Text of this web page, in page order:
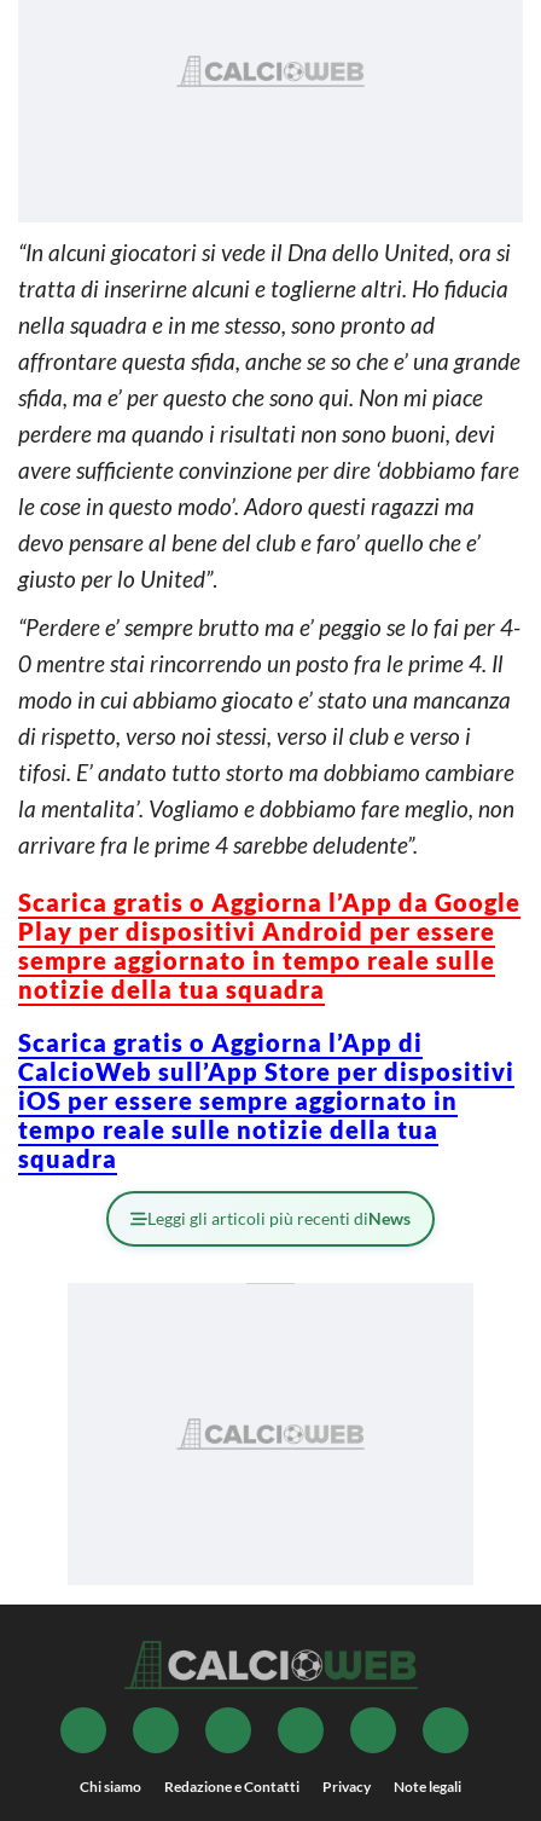
“In alcuni giocatori si vede il Dna dello United, ora si
tratta di inserirne alcuni e toglierne altri. Ho fiducia
nella squadra e in me stesso, sono pronto ad
affrontare questa sfida, anche se so che e’ una grande
sfida, ma e’ per questo che sono qui. Non mi piace
perdere ma quando i risultati non sono buoni, devi
avere sufficiente convinzione per dire ‘dobbiamo fare
le cose in questo modo’. Adoro questi ragazzi ma
devo pensare al bene del club e faro’ quello che e’
giusto per lo United”.
“Perdere e’ sempre brutto ma e’ peggio se lo fai per 4-
0 mentre stai rincorrendo un posto fra le prime 4. Il
modo in cui abbiamo giocato e’ stato una mancanza
di rispetto, verso noi stessi, verso il club e verso i
tifosi. E’ andato tutto storto ma dobbiamo cambiare
la mentalita’. Vogliamo e dobbiamo fare meglio, non
arrivare fra le prime 4 sarebbe deludente”.
Scarica gratis o Aggiorna l’App da Google
Play per dispositivi Android per essere
sempre aggiornato in tempo reale sulle
notizie della tua squadra
Scarica gratis o Aggiorna l’App di
CalcioWeb sull’App Store per dispositivi
iOS per essere sempre aggiornato in
tempo reale sulle notizie della tua
squadra
Leggi gli articoli più recenti diNews
Chi siamo Redazione e Contatti Privacy Note legali